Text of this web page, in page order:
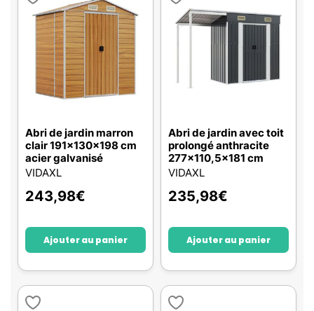
Abri de jardin marron
clair 191x130x198 cm
acier galvanisé
VIDAXL
243,98€
Ajouter au panier
Abri de jardin avec toit
prolongé anthracite
277x110,5x181 cm
VIDAXL
235,98€
Ajouter au panier